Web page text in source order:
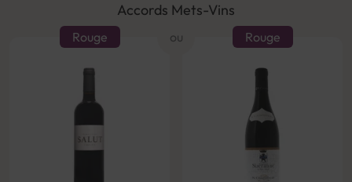
Accords Mets-Vins
ou
Rouge Rouge